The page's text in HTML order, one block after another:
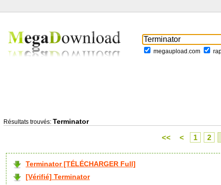
megaupload.com
Résultats trouvés: Terminator
<< < 1 2
Terminator [TÉLÉCHARGER Full]
[Vérifié] Terminator